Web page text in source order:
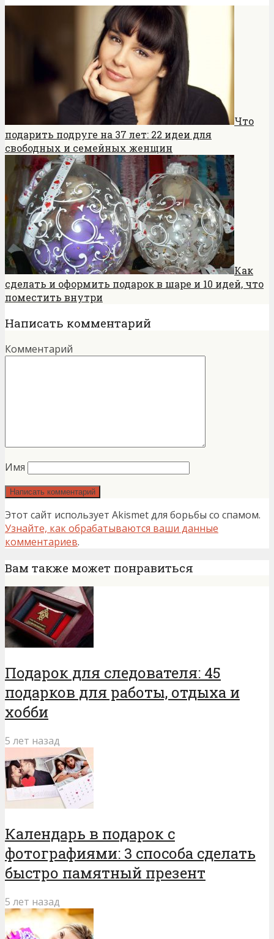
Что
подарить подруге на 37 лет: 22 идеи для
свободных и семейных женщин
Как
сделать и оформить подарок в шаре и 10 идей, что
поместить внутри
Написать комментарий
Комментарий
Имя
Этот сайт использует Akismet для борьбы со спамом.
Узнайте, как обрабатываются ваши данные
комментариев.
Вам также может понравиться
Подарок для следователя: 45
подарков для работы, отдыха и
хобби
5 лет назад
Календарь в подарок с
фотографиями: 3 способа сделать
быстро памятный презент
5 лет назад